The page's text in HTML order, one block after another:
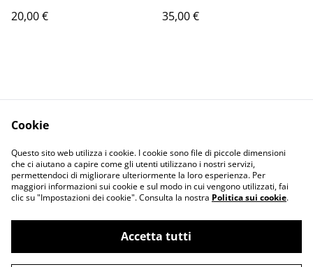
20,00 €
35,00 €
Contattaci
Termini e Condizioni
Privacy Policy
Cookie Policy
©2026Mirco Villa Fotografo
Cookie
Questo sito web utilizza i cookie. I cookie sono file di piccole dimensioni
che ci aiutano a capire come gli utenti utilizzano i nostri servizi,
permettendoci di migliorare ulteriormente la loro esperienza. Per
maggiori informazioni sui cookie e sul modo in cui vengono utilizzati, fai
clic su "Impostazioni dei cookie". Consulta la nostra Politica sui cookie.
Accetta tutti